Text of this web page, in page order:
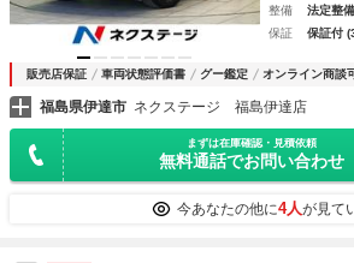
整備
法定整
保証
保証付
販売店保証 車両状態評価書 グー鑑定 オンライン商談
福島県伊達市 ネクステージ 福島伊達店
まずは在庫確認・見積依頼
無料通話でお問い合わせ
今あなたの他に4人が見て